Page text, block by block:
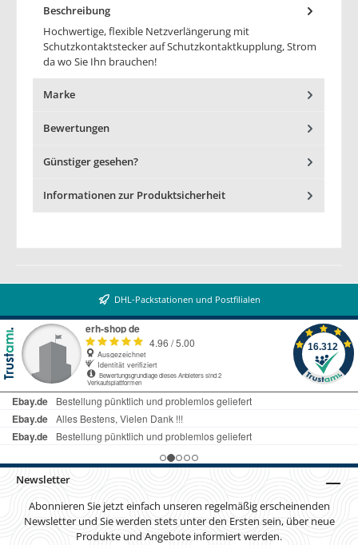
Beschreibung
Hochwertige, flexible Netzverlängerung mit
Schutzkontaktstecker auf Schutzkontaktkupplung, Strom
da wo Sie Ihn brauchen!
Marke
Bewertungen
Günstiger gesehen?
Informationen zur Produktsicherheit
DHL-Packstationen und Postfilialen
Newsletter
Abonnieren Sie jetzt einfach unseren regelmäßig erscheinenden
Newsletter und Sie werden stets unter den Ersten sein, über neue
Produkte und Angebote informiert werden.